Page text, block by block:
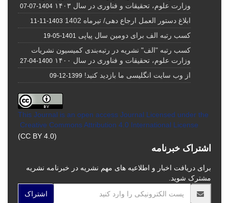
وزارت علوم، تحقیقات و فناوری در سال ۱۴۰۳
1404-07-07
ابلاغ دستور العمل ارجاع دهی/ تیرماه 1402 1403-11-11
کسب رتبه الف برای دومین سال پیاپی 1401-05-19
کسب رتبه "الف" نشریه در رتبه‌بندی کمیسیون نشریات
وزارت علوم، تحقیقات و فناوری در سال ۱۴۰۰
1400-04-27
از وب سایت انگلیسی ما بازدید کنید! 1399-12-09
This Journal is an open access Journal Licensed under the
Creative Commons Attribution 4.0 International License
(CC BY 4.0)
اشتراک خبرنامه
برای دریافت اخبار و اطلاعیه های مهم نشریه در خبرنامه نشریه
مشترک شوید.
اشتراک